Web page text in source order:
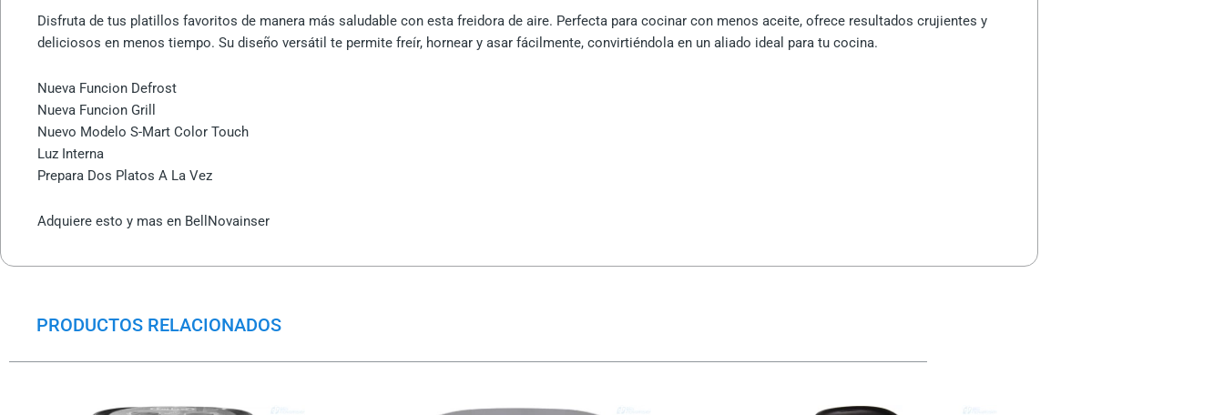
Disfruta de tus platillos favoritos de manera más saludable con esta freidora de aire. Perfecta para cocinar con menos aceite, ofrece resultados crujientes y
deliciosos en menos tiempo. Su diseño versátil te permite freír, hornear y asar fácilmente, convirtiéndola en un aliado ideal para tu cocina.
Nueva Funcion Defrost
Nueva Funcion Grill
Nuevo Modelo S-Mart Color Touch
Luz Interna
Prepara Dos Platos A La Vez
Adquiere esto y mas en BellNovainser
PRODUCTOS RELACIONADOS
originalactual
originalactual
original